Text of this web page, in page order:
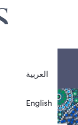
العربية
English